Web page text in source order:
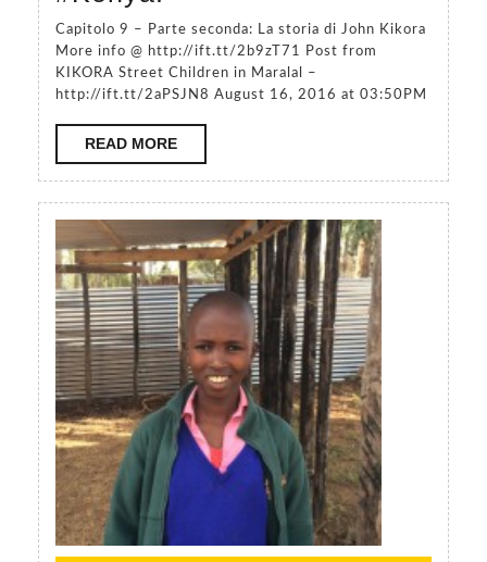
uscita
adesso
la
seconda
parte
del
capitolo
9
di
Kikora.
Vi
racconto
una
bella
storia,
la
storia
Capitolo 9 – Parte seconda: La storia di John Kikora
More info @ http://ift.tt/2b9zT71 Post from
KIKORA Street Children in Maralal –
http://ift.tt/2aPSJN8 August 16, 2016 at 03:50PM
READ MOREREAD
MORE